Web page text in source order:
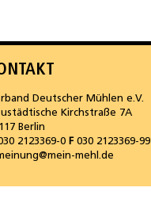
Deutscher Mühlen e.V.
Kirchstraße 7A
Berlin
2123369-0 F 030 2123369-99
mehl.de